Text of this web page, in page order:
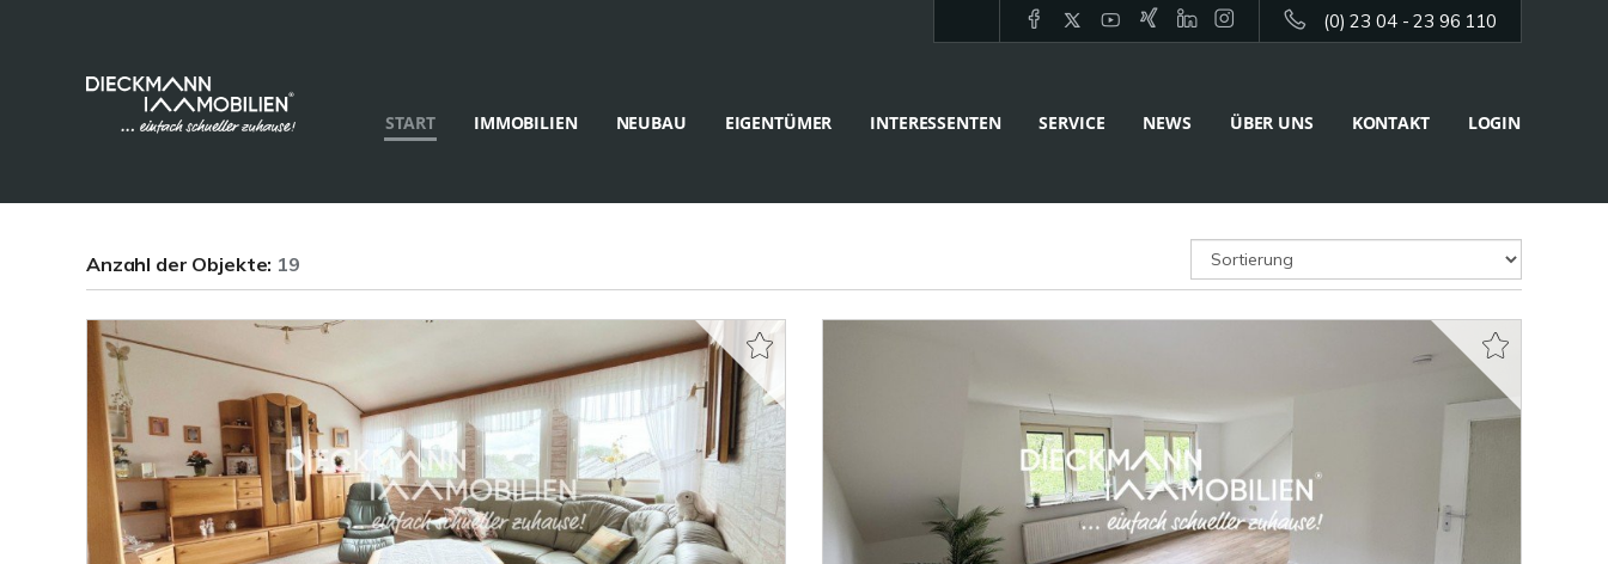
(0) 23 04 - 23 96 110
START IMMOBILIEN NEUBAU EIGENTÜMER INTERESSENTEN SERVICE NEWS ÜBER UNS KONTAKT LOGIN
Anzahl der Objekte: 19